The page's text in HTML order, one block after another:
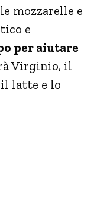
mozzarelle e
e
per aiutare
Virginio, il
latte e lo